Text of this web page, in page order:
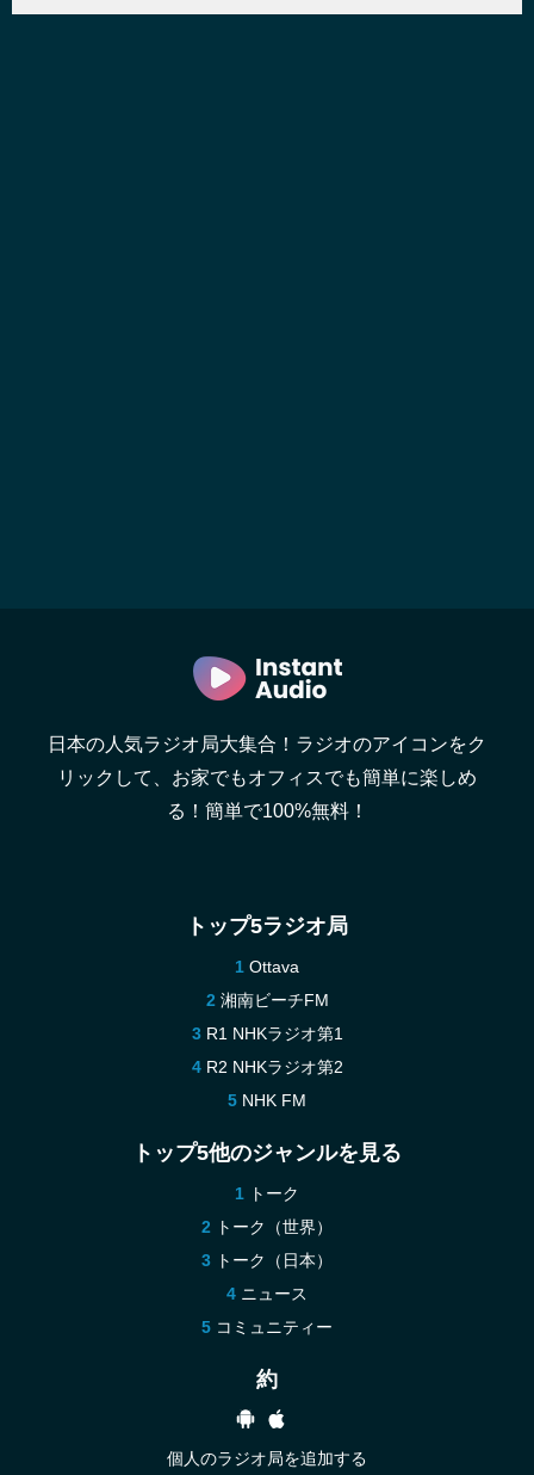
日本の人気ラジオ局大集合！ラジオのアイコンをク
リックして、お家でもオフィスでも簡単に楽しめ
る！簡単で100%無料！
トップ5ラジオ局
Ottava
湘南ビーチFM
R1 NHKラジオ第1
R2 NHKラジオ第2
NHK FM
トップ5他のジャンルを見る
トーク
トーク（世界）
トーク（日本）
ニュース
コミュニティー
約
個人のラジオ局を追加する